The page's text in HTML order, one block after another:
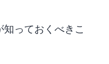
知っておくべきこ